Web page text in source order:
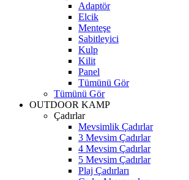
Adaptör
Elcik
Menteşe
Sabitleyici
Kulp
Kilit
Panel
Tümünü Gör
Tümünü Gör
OUTDOOR KAMP
Çadırlar
Mevsimlik Çadırlar
3 Mevsim Çadırlar
4 Mevsim Çadırlar
5 Mevsim Çadırlar
Plaj Çadırları